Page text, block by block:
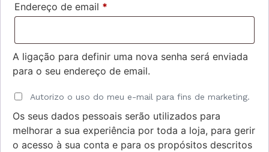
Endereço de email *
A ligação para definir uma nova senha será enviada
para o seu endereço de email.
Autorizo o uso do meu e-mail para fins de marketing.
Os seus dados pessoais serão utilizados para
melhorar a sua experiência por toda a loja, para gerir
o acesso à sua conta e para os propósitos descritos